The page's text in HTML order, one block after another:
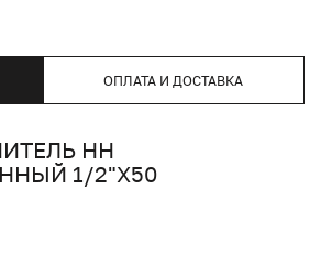
ОПЛАТА И ДОСТАВКА
НН
1/2"X50